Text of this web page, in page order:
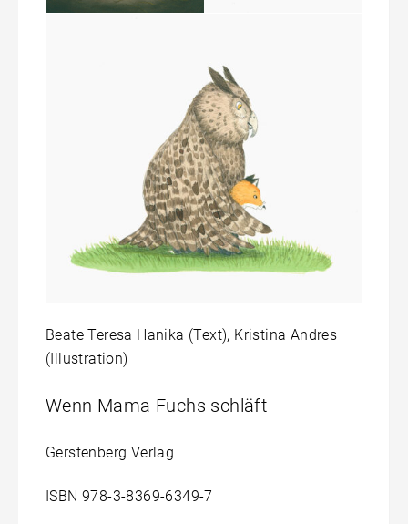
Beate Teresa Hanika (Text), Kristina Andres
(Illustration)
Wenn Mama Fuchs schläft
Gerstenberg Verlag
ISBN 978-3-8369-6349-7